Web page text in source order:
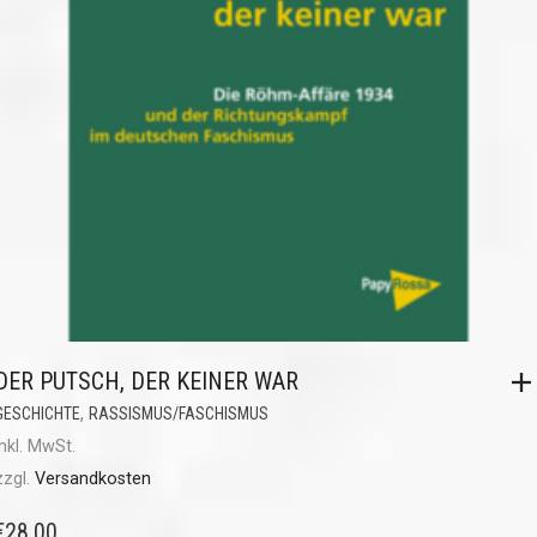
PUTSCH, DER KEINER WAR
, RASSISMUS/FASCHISMUS
MwSt.
Versandkosten